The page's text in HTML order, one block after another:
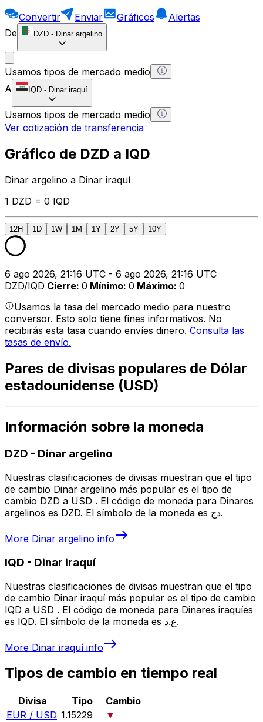
Convertir Enviar Gráficos
Alertas
De
DZD - Dinar argelino
Usamos tipos de mercado medio
A
IQD - Dinar iraquí
Usamos tipos de mercado medio
Ver cotización de transferencia
Gráfico de DZD a IQD
Dinar argelino a Dinar iraquí
1 DZD = 0 IQD
12H 1D 1W 1M 1Y 2Y 5Y 10Y
6 ago 2026, 21:16 UTC - 6 ago 2026, 21:16 UTC
DZD/IQD Cierre: 0 Mínimo: 0 Máximo: 0
Usamos la tasa del mercado medio para nuestro
conversor. Esto solo tiene fines informativos. No
recibirás esta tasa cuando envíes dinero. Consulta las
tasas de envío.
Pares de divisas populares de Dólar
estadounidense (USD)
Información sobre la moneda
DZD - Dinar argelino
Nuestras clasificaciones de divisas muestran que el tipo
de cambio Dinar argelino más popular es el tipo de
cambio DZD a USD . El código de moneda para Dinares
argelinos es DZD. El símbolo de la moneda es دج.
More Dinar argelino info
IQD - Dinar iraquí
Nuestras clasificaciones de divisas muestran que el tipo
de cambio Dinar iraquí más popular es el tipo de cambio
IQD a USD . El código de moneda para Dinares iraquíes
es IQD. El símbolo de la moneda es ع.د.
More Dinar iraquíinfo
Tipos de cambio en tiempo real
Divisa Tipo
Cambio
EUR / USD 1.15229
▼